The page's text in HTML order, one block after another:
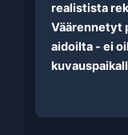
realistista
Väärennetyt
aidoilta - ei